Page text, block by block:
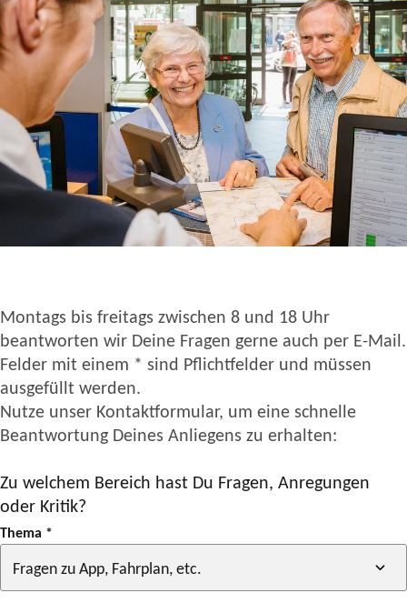
Montags bis freitags zwischen 8 und 18 Uhr
beantworten wir Deine Fragen gerne auch per E-Mail.
Felder mit einem * sind Pflichtfelder und müssen
ausgefüllt werden.
Nutze unser Kontaktformular, um eine schnelle
Beantwortung Deines Anliegens zu erhalten:
Zu welchem Bereich hast Du Fragen, Anregungen
oder Kritik?
Thema *